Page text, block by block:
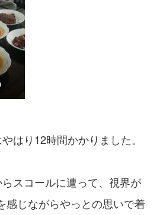
はり12時間かかりました。
スコールに遭って、視界が
感じながらやっとの思いで着